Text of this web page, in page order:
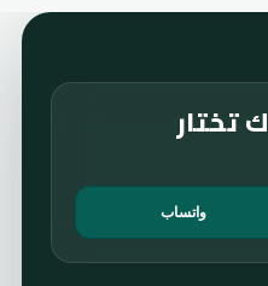
تختار
واتساب